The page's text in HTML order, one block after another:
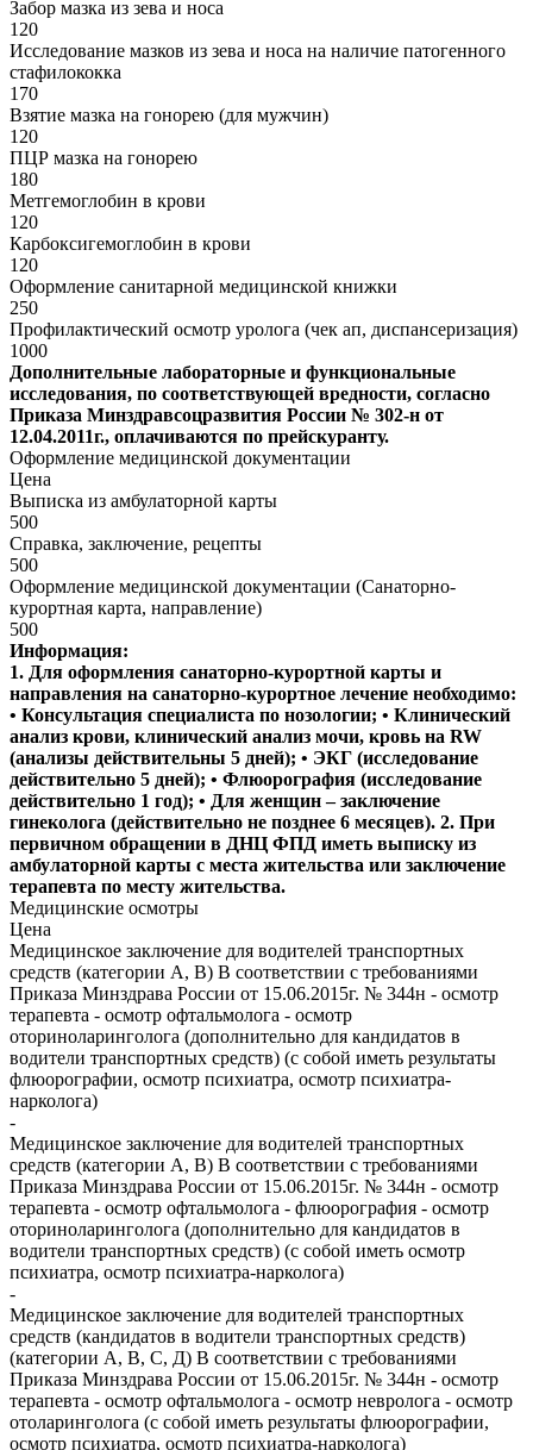
Забор мазка из зева и носа
120
Исследование мазков из зева и носа на наличие патогенного
стафилококка
170
Взятие мазка на гонорею (для мужчин)
120
ПЦР мазка на гонорею
180
Метгемоглобин в крови
120
Карбоксигемоглобин в крови
120
Оформление санитарной медицинской книжки
250
Профилактический осмотр уролога (чек ап, диспансеризация)
1000
Дополнительные лабораторные и функциональные
исследования, по соответствующей вредности, согласно
Приказа Минздравсоцразвития России № 302-н от
12.04.2011г., оплачиваются по прейскуранту.
Оформление медицинской документации
Цена
Выписка из амбулаторной карты
500
Справка, заключение, рецепты
500
Оформление медицинской документации (Санаторно-
курортная карта, направление)
500
Информация:
1. Для оформления санаторно-курортной карты и
направления на санаторно-курортное лечение необходимо:
• Консультация специалиста по нозологии; • Клинический
анализ крови, клинический анализ мочи, кровь на RW
(анализы действительны 5 дней); • ЭКГ (исследование
действительно 5 дней); • Флюорография (исследование
действительно 1 год); • Для женщин – заключение
гинеколога (действительно не позднее 6 месяцев). 2. При
первичном обращении в ДНЦ ФПД иметь выписку из
амбулаторной карты с места жительства или заключение
терапевта по месту жительства.
Медицинские осмотры
Цена
Медицинское заключение для водителей транспортных
средств (категории А, В) В соответствии с требованиями
Приказа Минздрава России от 15.06.2015г. № 344н - осмотр
терапевта - осмотр офтальмолога - осмотр
оториноларинголога (дополнительно для кандидатов в
водители транспортных средств) (с собой иметь результаты
флюорографии, осмотр психиатра, осмотр психиатра-
нарколога)
-
Медицинское заключение для водителей транспортных
средств (категории А, В) В соответствии с требованиями
Приказа Минздрава России от 15.06.2015г. № 344н - осмотр
терапевта - осмотр офтальмолога - флюорография - осмотр
оториноларинголога (дополнительно для кандидатов в
водители транспортных средств) (с собой иметь осмотр
психиатра, осмотр психиатра-нарколога)
-
Медицинское заключение для водителей транспортных
средств (кандидатов в водители транспортных средств)
(категории А, В, С, Д) В соответствии с требованиями
Приказа Минздрава России от 15.06.2015г. № 344н - осмотр
терапевта - осмотр офтальмолога - осмотр невролога - осмотр
отоларинголога (с собой иметь результаты флюорографии,
осмотр психиатра, осмотр психиатра-нарколога)